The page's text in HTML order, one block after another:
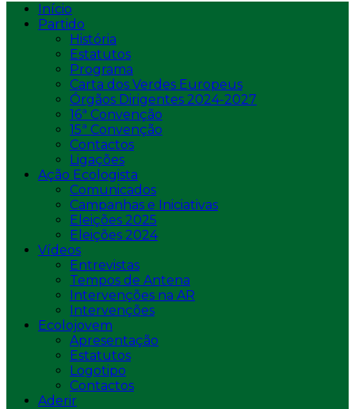
Início
Partido
História
Estatutos
Programa
Carta dos Verdes Europeus
Órgãos Dirigentes 2024-2027
16ª Convenção
15ª Convenção
Contactos
Ligações
Ação Ecologista
Comunicados
Campanhas e Iniciativas
Eleições 2025
Eleições 2024
Vídeos
Entrevistas
Tempos de Antena
Intervenções na AR
Intervenções
Ecolojovem
Apresentação
Estatutos
Logotipo
Contactos
Aderir